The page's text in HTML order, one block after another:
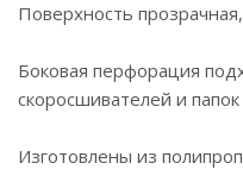
Поверхность
Боковая перфорация
скоросшивателей и
Изготовлены из